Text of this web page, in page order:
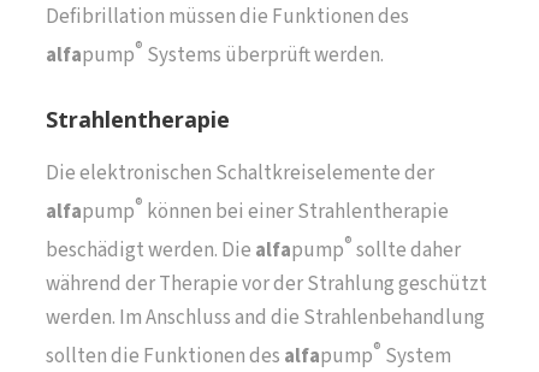
Defibrillation müssen die Funktionen des
alfapump® Systems überprüft werden.
Strahlentherapie
Die elektronischen Schaltkreiselemente der
alfapump® können bei einer Strahlentherapie
beschädigt werden. Die alfapump® sollte daher
während der Therapie vor der Strahlung geschützt
werden. Im Anschluss and die Strahlenbehandlung
sollten die Funktionen des alfapump® System